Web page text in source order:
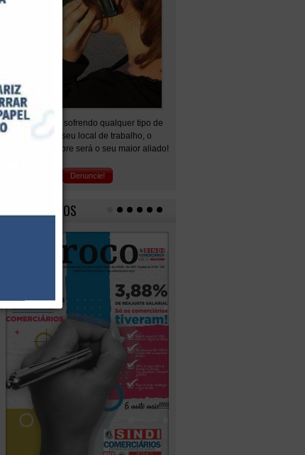
Se você está sofrendo qualquer tipo de
abuso no seu local de trabalho, o
Sindicato sempre será o seu maior aliado!
Denuncie!
INFORMATIVOS